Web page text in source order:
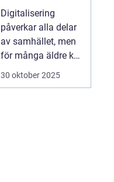
vardagen
Digitalisering
påverkar alla delar
av samhället, men
för många äldre kan
30 oktober 2025